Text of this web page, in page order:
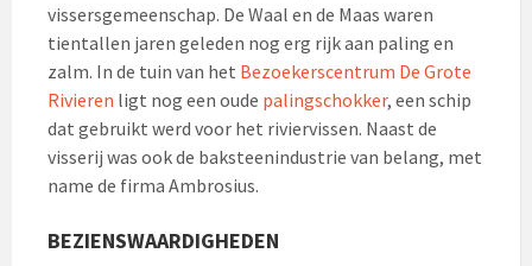
vissersgemeenschap. De Waal en de Maas waren
tientallen jaren geleden nog erg rijk aan paling en
zalm. In de tuin van het Bezoekerscentrum De Grote
Rivieren ligt nog een oude palingschokker, een schip
dat gebruikt werd voor het riviervissen. Naast de
visserij was ook de baksteenindustrie van belang, met
name de firma Ambrosius.
BEZIENSWAARDIGHEDEN